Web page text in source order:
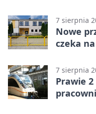
7 sierpnia
Nowe
czeka
7 sierpnia
Prawie